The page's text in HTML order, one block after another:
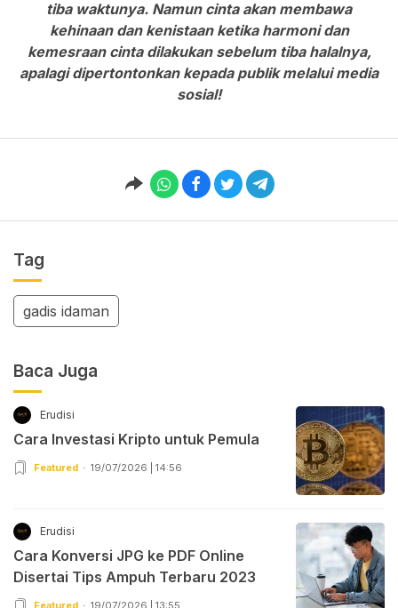
tiba waktunya. Namun cinta akan membawa
kehinaan dan kenistaan ketika harmoni dan
kemesraan cinta dilakukan sebelum tiba halalnya,
apalagi dipertontonkan kepada publik melalui media
sosial!
Tag
gadis idaman
Baca Juga
Erudisi
Cara Investasi Kripto untuk Pemula
Featured 19/07/2026 | 14:56
Erudisi
Cara Konversi JPG ke PDF Online
Disertai Tips Ampuh Terbaru 2023